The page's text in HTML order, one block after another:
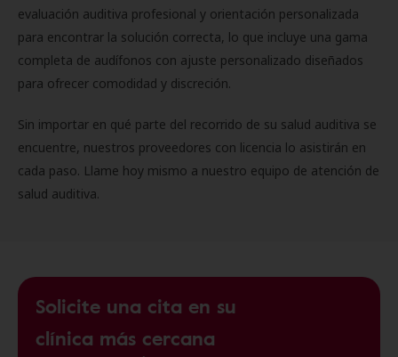
evaluación auditiva profesional y orientación personalizada
para encontrar la solución correcta, lo que incluye una gama
completa de audífonos con ajuste personalizado diseñados
para ofrecer comodidad y discreción.
Sin importar en qué parte del recorrido de su salud auditiva se
encuentre, nuestros proveedores con licencia lo asistirán en
cada paso. Llame hoy mismo a nuestro equipo de atención de
salud auditiva.
Solicite una cita en su
clínica más cercana